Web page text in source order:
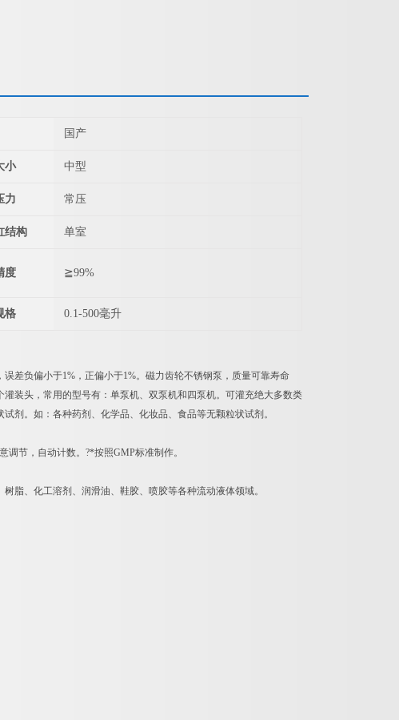
国产
小 中型
力 常压
结构 单室
度 ≧99%
格 0.1-500毫升
差负偏小于1%，正偏小于1%。磁力齿轮不锈钢泵，质量可靠寿命
装头，常用的型号有：单泵机、双泵机和四泵机。可灌充绝大多数类
剂。如：各种药剂、化学品、化妆品、食品等无颗粒状试剂。
节，自动计数。?*按照GMP标准制作。
脂、化工溶剂、润滑油、鞋胶、喷胶等各种流动液体领域。